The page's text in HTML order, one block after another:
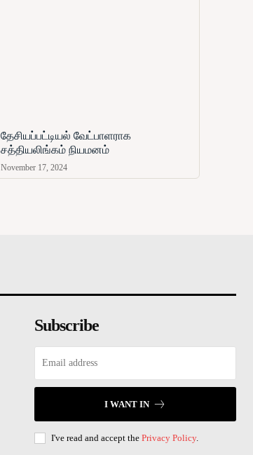
தேசியப்பட்டியல் வேட்பாளராக
சத்தியலிங்கம் நியமனம்
November 17, 2024
Subscribe
I WANT IN
I've read and accept the Privacy Policy.